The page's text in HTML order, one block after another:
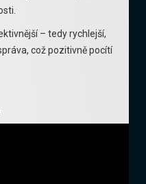
– tedy rychlejší,
což pozitivně pocítí